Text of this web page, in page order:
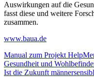
Auswirkungen auf die
fasst diese und weitere
zusammen.
www.baua.de
Manual zum Projekt
Gesundheit und
Ist die Zukunft